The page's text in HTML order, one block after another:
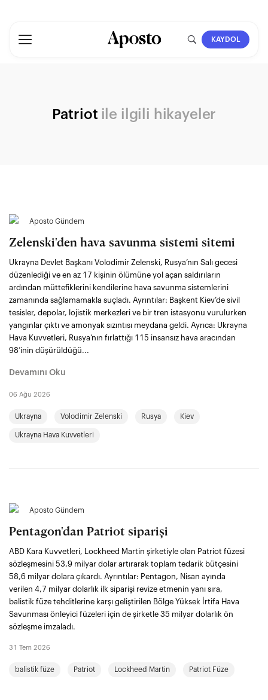
KAYDOL
Patriot ile ilgili hikayeler
Aposto Gündem
Zelenski'den hava savunma sistemi sitemi
Ukrayna Devlet Başkanı Volodimir Zelenski, Rusya’nın Salı gecesi
düzenlediği ve en az 17 kişinin ölümüne yol açan saldırıların
ardından müttefiklerini kendilerine hava savunma sistemlerini
zamanında sağlamamakla suçladı. Ayrıntılar: Başkent Kiev’de sivil
tesisler, depolar, lojistik merkezleri ve bir tren istasyonu vurulurken
yangınlar çıktı ve amonyak sızıntısı meydana geldi. Ayrıca: Ukrayna
Hava Kuvvetleri, Rusya’nın fırlattığı 115 insansız hava aracından
98’inin düşürüldüğü...
Devamını Oku
06 Ağu 2026
Ukrayna Volodimir Zelenski Rusya Kiev
Ukrayna Hava Kuvvetleri
Aposto Gündem
Pentagon'dan Patriot siparişi
ABD Kara Kuvvetleri, Lockheed Martin şirketiyle olan Patriot füzesi
sözleşmesini 53,9 milyar dolar artırarak toplam tedarik bütçesini
58,6 milyar dolara çıkardı. Ayrıntılar: Pentagon, Nisan ayında
verilen 4,7 milyar dolarlık ilk siparişi revize etmenin yanı sıra,
balistik füze tehditlerine karşı geliştirilen Bölge Yüksek İrtifa Hava
Savunması önleyici füzeleri için de şirketle 35 milyar dolarlık ön
sözleşme imzaladı.
31 Tem 2026
balistik füze Patriot Lockheed Martin Patriot Füze